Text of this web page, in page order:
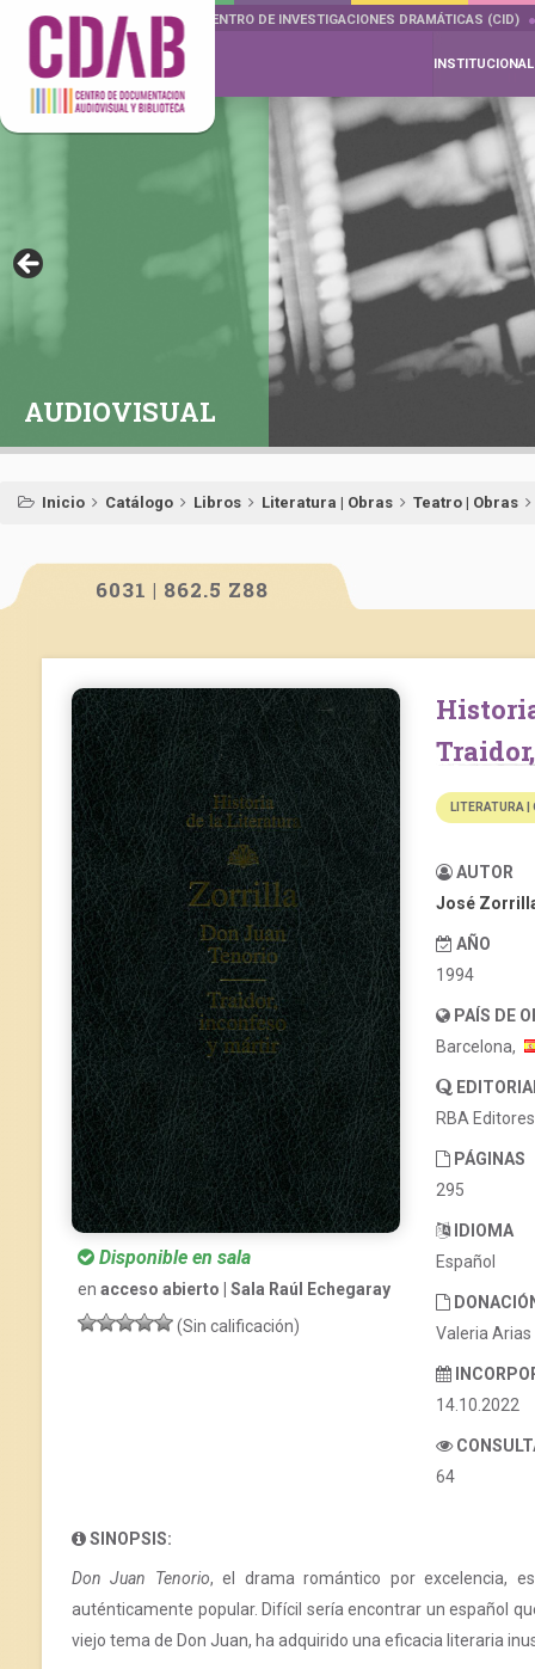
DOCUMENTA DRAMÁTICAS CENTRO DE INVESTIGACIONES DRAMÁTICAS (CID)
INSTITUCIONAL
AUDIOVISUAL
Inicio Catálogo Libros Literatura | Obras Teatro | Obras
6031 | 862.5 Z88
Disponible en sala
en acceso abierto | Sala Raúl Echegaray
(Sin calificación)
Historia de la literatura: Don Juan Tenorio.
LITERATURA |
AUTOR
José
AÑO
1994
PAÍS DE
Barcelona,
RBA Editores
PÁGINAS
295
IDIOMA
Español
Valeria Arias
14.10.2022
64
SINOPSIS:
Don Juan Tenorio, el drama romántico por excelencia,
auténticamente popular. Difícil sería encontrar un español
viejo tema de Don Juan, ha adquirido una eficacia literaria